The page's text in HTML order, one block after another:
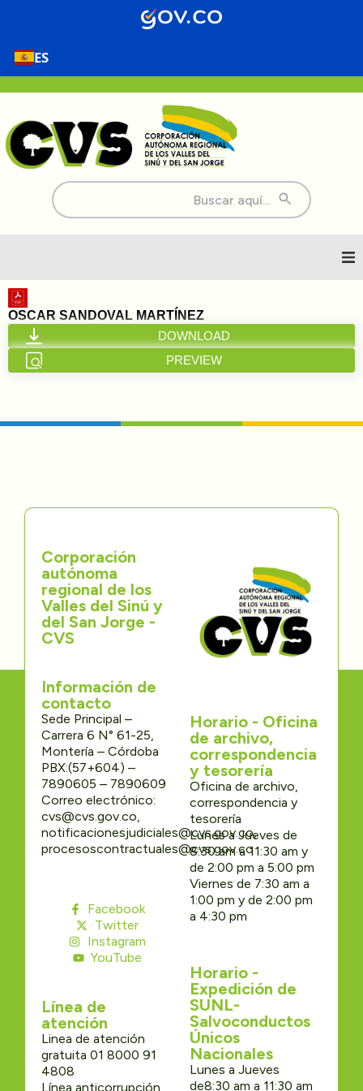
ES
Buscar:
Inicio
Nosotros
Transparencia
Participa
Trámites y Servicios
Contáctenos
OSCAR SANDOVAL MARTÍNEZ
DOWNLOAD
PREVIEW
Corporación
autónoma
regional de los
Valles del Sinú y
del San Jorge -
CVS
Información de
contacto
Sede Principal –
Carrera 6 N° 61-25,
Montería – Córdoba
PBX:(57+604) –
7890605 – 7890609
Correo electrónico:
cvs@cvs.gov.co,
notificacionesjudiciales@cvs.gov.co,
procesoscontractuales@cvs.gov.co
Facebook
Twitter
Instagram
YouTube
Línea de
atención
Linea de atención
gratuita 01 8000 91
4808
Línea anticorrupción
Horario - Oficina
de archivo,
correspondencia
y tesorería
Oficina de archivo,
correspondencia y
tesorería
Lunes a Jueves de
8:30 am a 11:30 am y
de 2:00 pm a 5:00 pm
Viernes de 7:30 am a
1:00 pm y de 2:00 pm
a 4:30 pm
Horario -
Expedición de
SUNL-
Salvoconductos
Únicos
Nacionales
Lunes a Jueves
de8:30 am a 11:30 am